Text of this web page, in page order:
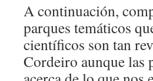
A continuación,
parques temáticos
científicos son tan
Cordeiro aunque las